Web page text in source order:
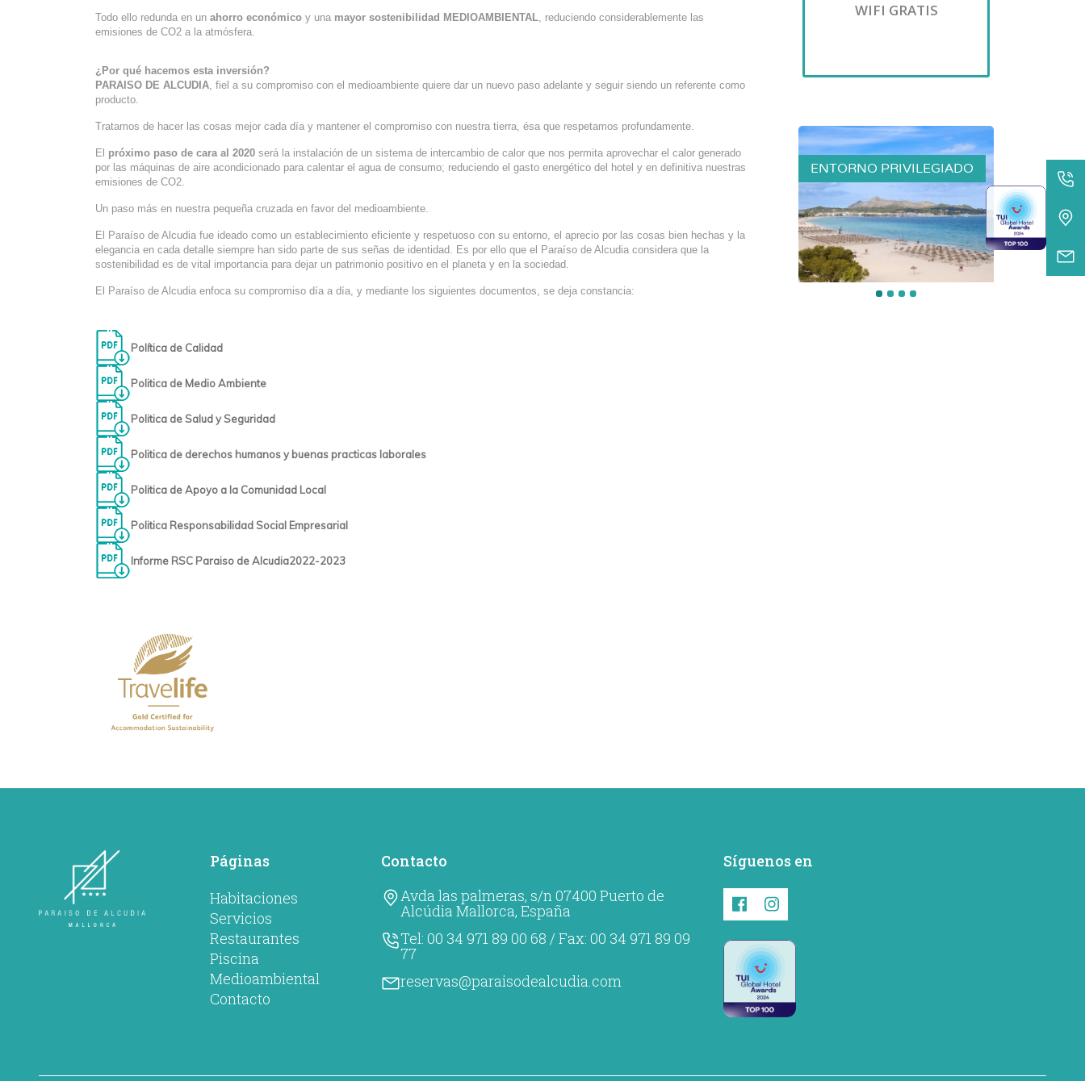
Todo ello redunda en un ahorro económico y una mayor sostenibilidad MEDIOAMBIENTAL, reduciendo considerablemente las
emisiones de CO2 a la atmósfera.
¿Por qué hacemos esta inversión?
PARAISO DE ALCUDIA, fiel a su compromiso con el medioambiente quiere dar un nuevo paso adelante y seguir siendo un referente como
producto.
Tratamos de hacer las cosas mejor cada día y mantener el compromiso con nuestra tierra, ésa que respetamos profundamente.
El próximo paso de cara al 2020 será la instalación de un sistema de intercambio de calor que nos permita aprovechar el calor generado
por las máquinas de aire acondicionado para calentar el agua de consumo; reduciendo el gasto energético del hotel y en definitiva nuestras
emisiones de CO2.
Un paso más en nuestra pequeña cruzada en favor del medioambiente.
El Paraíso de Alcudia fue ideado como un establecimiento eficiente y respetuoso con su entorno, el aprecio por las cosas bien hechas y la
elegancia en cada detalle siempre han sido parte de sus señas de identidad. Es por ello que el Paraíso de Alcudia considera que la
sostenibilidad es de vital importancia para dejar un patrimonio positivo en el planeta y en la sociedad.
El Paraíso de Alcudia enfoca su compromiso día a día, y mediante los siguientes documentos, se deja constancia:
Política de Calidad
Politica de Medio Ambiente
Politica de Salud y Seguridad
Politica de derechos humanos y buenas practicas laborales
Politica de Apoyo a la Comunidad Local
Politica Responsabilidad Social Empresarial
Informe RSC Paraiso de Alcudia2022-2023
WIFI GRATIS
ENTORNO PRIVILEGIADO PISCINA
Páginas
Habitaciones
Servicios
Restaurantes
Piscina
Medioambiental
Contacto
Contacto
Avda las palmeras, s/n 07400 Puerto de
Alcúdia Mallorca, España
Tel: 00 34 971 89 00 68 / Fax: 00 34 971 89 09
77
reservas@paraisodealcudia.com
Síguenos en